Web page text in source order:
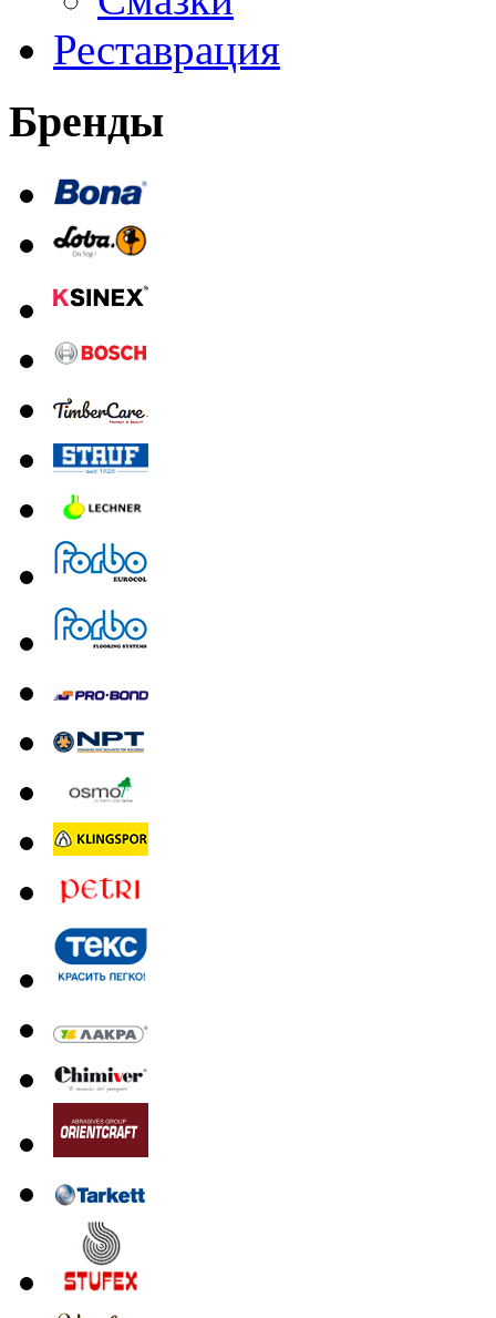
Реставрация
Бренды